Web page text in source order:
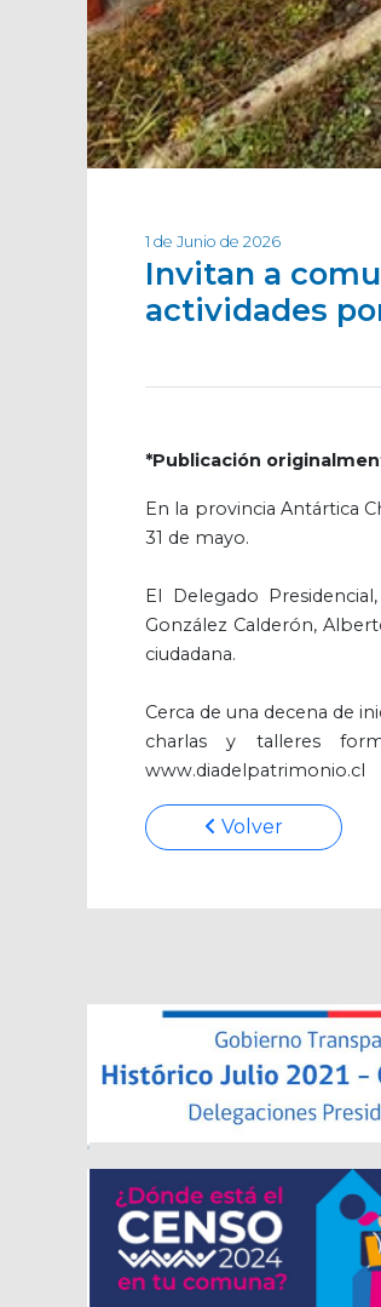
1 de Junio de 2026
Invitan a
actividades
*Publicación
En la provincia Antártica
31 de mayo.
El Delegado
González Calderón,
ciudadana.
Cerca de una decena de
charlas y talleres
www.diadelpatrimonio.cl
Volver